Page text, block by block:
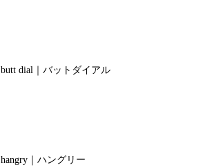
butt dial｜バットダイアル
hangry｜ハングリー